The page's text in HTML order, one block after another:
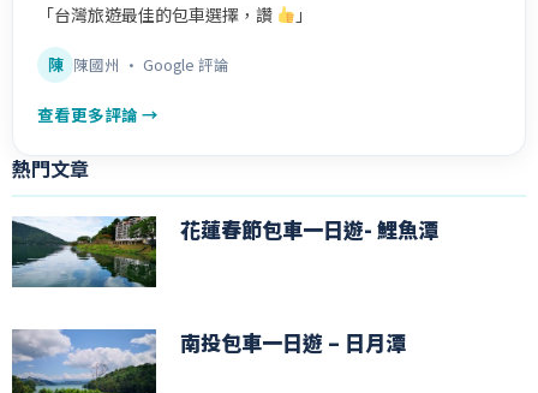
「台灣旅遊最佳的包車選擇，讚 」
陳 陳國州 · Google 評論
查看更多評論 →
熱門文章
花蓮春節包車一日遊- 鯉魚潭
南投包車一日遊 – 日月潭